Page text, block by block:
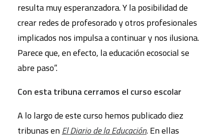
resulta muy esperanzadora. Y la posibilidad de
crear redes de profesorado y otros profesionales
implicados nos impulsa a continuar y nos ilusiona.
Parece que, en efecto, la educación ecosocial se
abre paso”.
Con esta tribuna cerramos el curso escolar
A lo largo de este curso hemos publicado diez
tribunas enEl Diario de la Educación. En ellas